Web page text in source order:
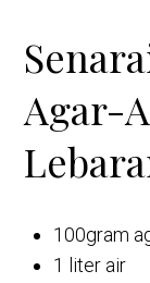
Agar-
100gram
1 liter air